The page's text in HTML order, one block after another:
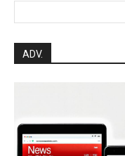
ADV.